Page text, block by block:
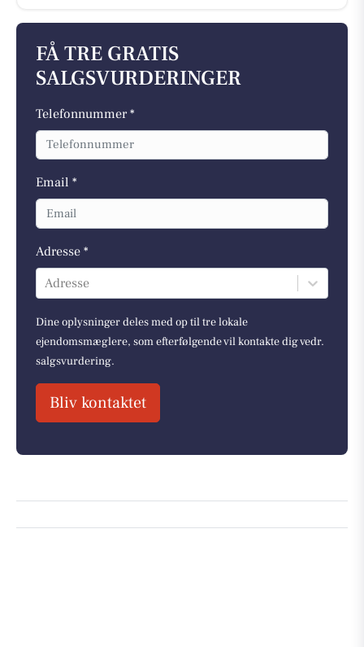
FÅ TRE GRATIS
SALGSVURDERINGER
Telefonnummer *
Email *
Adresse *
Adresse
Dine oplysninger deles med op til tre lokale
ejendomsmæglere, som efterfølgende vil kontakte dig vedr.
salgsvurdering.
Bliv kontaktet